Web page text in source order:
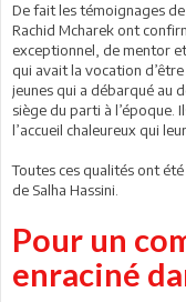
De fait les témoignages
Rachid Mcharek ont
exceptionnel, de mentor et
qui avait la vocation
jeunes qui a débarqué au
siège du parti à l’époque.
l’accueil chaleureux qui
Toutes ces qualités ont
de Salha Hassini.
Pour un
enraciné